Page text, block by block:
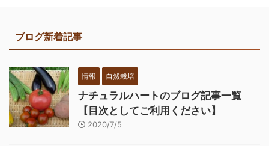
ブログ新着記事
情報 自然栽培
ナチュラルハートのブログ記事一覧
【目次としてご利用ください】
2020/7/5